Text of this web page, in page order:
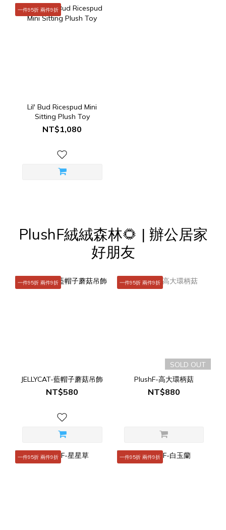
一件95折 兩件9折
Lil' Bud Ricespud Mini
Sitting Plush Toy
NT$1,080
PlushF絨絨森林🌻 | 辦公居家
好朋友
一件95折 兩件9折
JELLYCAT-藍帽子蘑菇吊飾
NT$580
一件95折 兩件9折
SOLD OUT
PlushF-高大環柄菇
NT$880
一件95折 兩件9折 一件95折 兩件9折